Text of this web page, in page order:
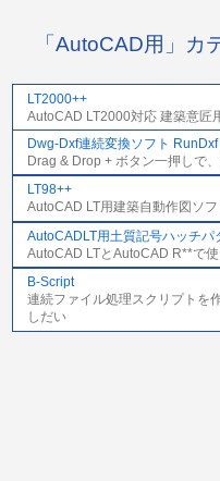
「AutoCAD用」カ
LT2000++
AutoCAD LT2000対応 建築意匠
Dwg-Dxf連続変換ソフト RunDxf
Drag & Drop + ボタン一押しで
LT98++
AutoCAD LT用建築自動作図ソフ
AutoCADLT用土質記号ハッチパ
AutoCAD LTとAutoCAD R**で
B-Script
連続ファイル処理スクリプト
しだい